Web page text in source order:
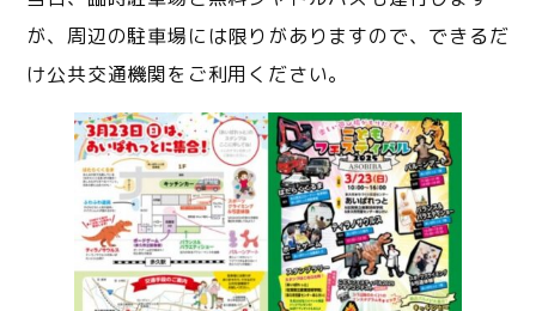
が、周辺の駐車場には限りがありますので、できるだ
け公共交通機関をご利用ください。